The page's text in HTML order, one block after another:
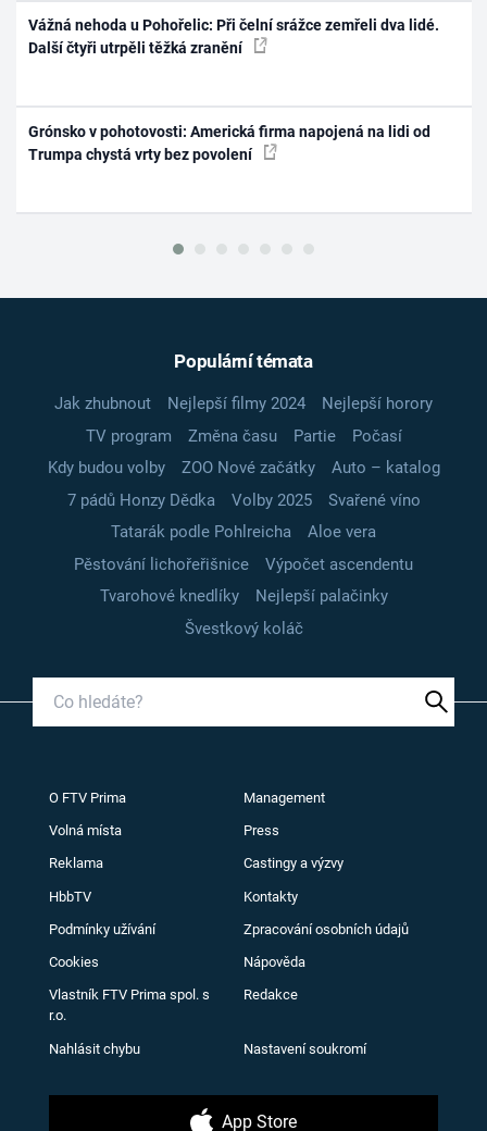
Vážná nehoda u Pohořelic: Při čelní srážce zemřeli dva lidé.
Další čtyři utrpěli těžká zranění
Grónsko v pohotovosti: Americká firma napojená na lidi od
Trumpa chystá vrty bez povolení
Populární témata
Jak zhubnout Nejlepší filmy 2024
Nejlepší horory
TV program
Změna času Partie
Počasí
Kdy budou volby
ZOO Nové začátky
Auto – katalog
7 pádů Honzy Dědka
Volby 2025
Svařené víno
Tatarák podle Pohlreicha
Aloe vera
Pěstování lichořeřišnice
Výpočet ascendentu
Tvarohové knedlíky
Nejlepší palačinky
Švestkový koláč
O FTV Prima Management
Volná místa Press
Reklama Castingy a výzvy
HbbTV Kontakty
Podmínky užívání Zpracování osobních údajů
Cookies Nápověda
Vlastník FTV Prima spol. s
r.o.
Redakce
Nahlásit chybu Nastavení soukromí
App Store